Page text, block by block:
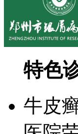
特色
牛皮